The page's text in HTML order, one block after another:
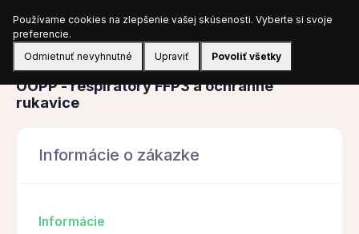
Prihlásiť sa
Obstarávanie
OOPP - respirátory FFP3 a ochranné
rukavice
Informácie o zákazke
Informácie
Používame cookies na zlepšenie vašej skúsenosti. Vyberte si svoje
preferencie.
Odmietnuť nevyhnutné
Upraviť Povoliť všetky